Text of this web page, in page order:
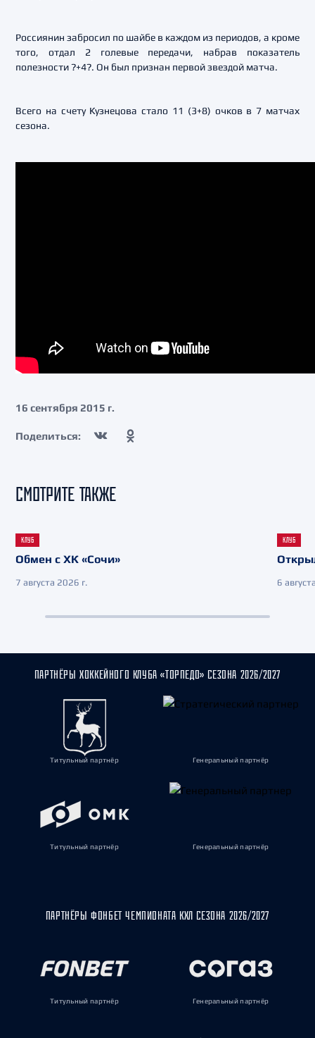
Россиянин забросил по шайбе в каждом из периодов, а кроме
того, отдал 2 голевые передачи, набрав показатель
полезности ?+4?. Он был признан первой звездой матча.
Всего на счету Кузнецова стало 11 (3+8) очков в 7 матчах
сезона.
16 сентября 2015 г.
Поделиться:
СМОТРИТЕ ТАКЖЕ
КЛУБ
Обмен с ХК «Сочи»
7 августа 2026 г.
КЛУБ
6
ПАРТНЁРЫ ХОККЕЙНОГО КЛУБА «ТОРПЕДО» СЕЗОНА 2026/2027
Титульный партнёр Генеральный партнёр
Титульный партнёр Генеральный партнёр
ПАРТНЁРЫ ФОНБЕТ ЧЕМПИОНАТА КХЛ СЕЗОНА 2026/2027
Титульный партнёр Генеральный партнёр